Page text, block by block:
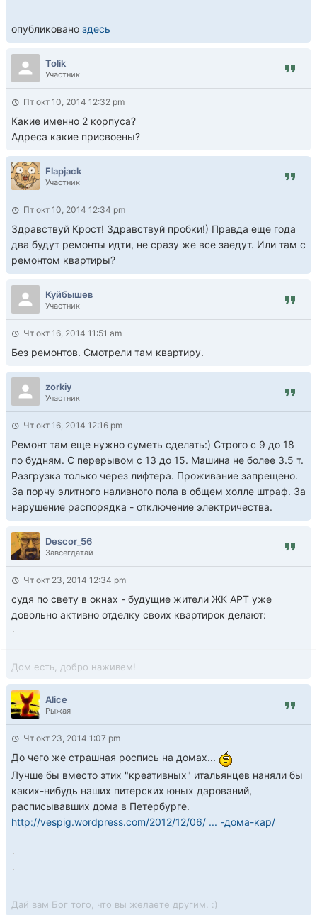
опубликовано здесь
Tolik
Участник
Пт окт 10, 2014 12:32 pm
Какие именно 2 корпуса?
Адреса какие присвоены?
Flapjack
Участник
Пт окт 10, 2014 12:34 pm
Здравствуй Крост! Здравствуй пробки!) Правда еще года
два будут ремонты идти, не сразу же все заедут. Или там с
ремонтом квартиры?
Куйбышев
Участник
Чт окт 16, 2014 11:51 am
Без ремонтов. Смотрели там квартиру.
zorkiy
Участник
Чт окт 16, 2014 12:16 pm
Ремонт там еще нужно суметь сделать:) Строго с 9 до 18
по будням. С перерывом с 13 до 15. Машина не более 3.5 т.
Разгрузка только через лифтера. Проживание запрещено.
За порчу элитного наливного пола в общем холле штраф. За
нарушение распорядка - отключение электричества.
Descor_56
Завсегдатай
Чт окт 23, 2014 12:34 pm
судя по свету в окнах - будущие жители ЖК АРТ уже
довольно активно отделку своих квартирок делают:
Дом есть, добро наживем!
Alice
Рыжая
Чт окт 23, 2014 1:07 pm
До чего же страшная роспись на домах...
Лучше бы вместо этих "креативных" итальянцев наняли бы
каких-нибудь наших питерских юных дарований,
расписывавших дома в Петербурге.
http://vespig.wordpress.com/2012/12/06/ ... -дома-кар/
Дай вам Бог того, что вы желаете другим. :)